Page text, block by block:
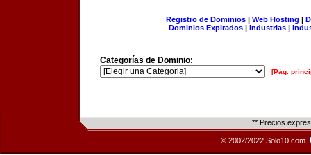
Registro de Dominios| Web Hosting |
Dominios Expirados | Industrias |
Categorías de Dominio:
[Pág.
** Precios
© 2002/2022 Solo10.com